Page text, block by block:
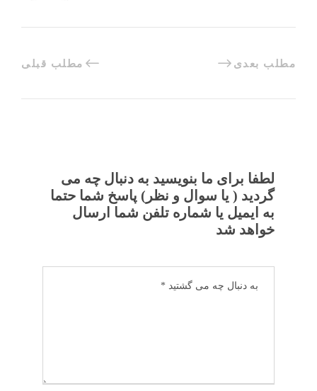
مطلب قبلی مطلب بعدی
لطفا برای ما بنویسید به دنبال چه می
گردید ( یا سوال و نظر) پاسخ شما حتما
به ایمیل یا شماره تلفن شما ارسال
خواهد شد